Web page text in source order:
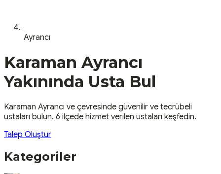
Ayrancı
Karaman Ayrancı
Yakınında Usta Bul
Karaman Ayrancı ve çevresinde güvenilir ve tecrübeli
ustaları bulun. 6 ilçede hizmet verilen ustaları keşfedin.
Talep Oluştur
Kategoriler